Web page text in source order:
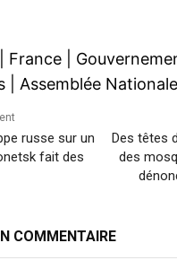
France
Assemblée Nationale
russe sur un
fait des
Des têtes
des
COMMENTAIRE